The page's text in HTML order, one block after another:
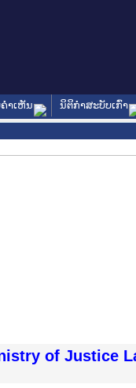
າເຫັນ ນິຕິກໍາສະບັບເກົ່າ
of Justice